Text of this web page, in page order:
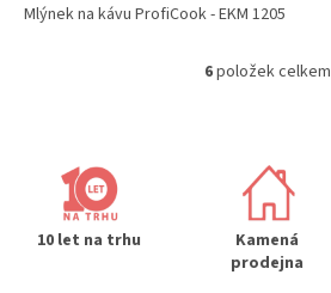
Mlýnek na kávu ProfiCook - EKM 1205
O
d
c
í
p
6položek celkem
10 let na trhu
Kamená
prodejna